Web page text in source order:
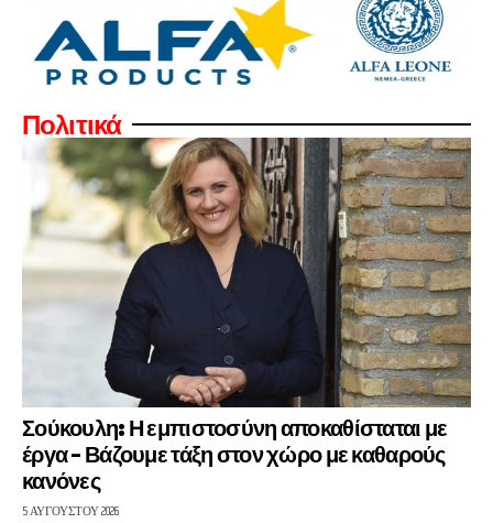
Πολιτικά
Σούκουλη: Η εμπιστοσύνη αποκαθίσταται με
έργα – Βάζουμε τάξη στον χώρο με καθαρούς
κανόνες
5 ΑΥΓΟΎΣΤΟΥ 2026